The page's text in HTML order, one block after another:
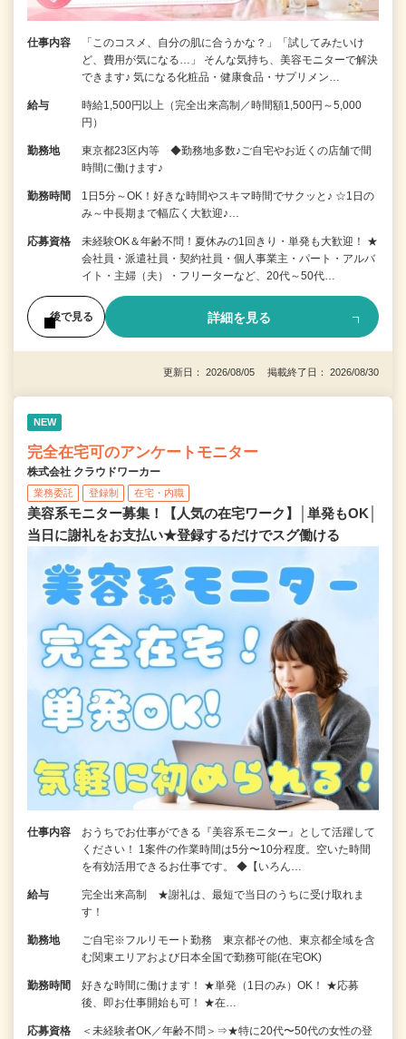
仕事内容
「このコスメ、自分の肌に合うかな？」「試してみたいけ
ど、費用が気になる…」 そんな気持ち、美容モニターで解決
できます♪ 気になる化粧品・健康食品・サプリメン…
給与
時給1,500円以上（完全出来高制／時間額1,500円～5,000
円）
勤務地
東京都23区内等 ◆勤務地多数♪ご自宅やお近くの店舗で間
時間に働けます♪
勤務時間
1日5分～OK！好きな時間やスキマ時間でサクッと♪ ☆1日の
み～中長期まで幅広く大歓迎♪…
応募資格
未経験OK＆年齢不問！夏休みの1回きり・単発も大歓迎！ ★
会社員・派遣社員・契約社員・個人事業主・パート・アルバ
イト・主婦（夫）・フリーターなど、20代～50代…
後で見る 詳細を見る
更新日： 2026/08/05 掲載終了日： 2026/08/30
NEW
完全在宅可のアンケートモニター
株式会社 クラウドワーカー
業務委託 登録制 在宅・内職
美容系モニター募集！【人気の在宅ワーク】│単発もOK│
当日に謝礼をお支払い★登録するだけでスグ働ける
仕事内容
おうちでお仕事ができる『美容系モニター』として活躍して
ください！ 1案件の作業時間は5分〜10分程度。空いた時間
を有効活用できるお仕事です。 ◆【いろん…
給与
完全出来高制 ★謝礼は、最短で当日のうちに受け取れま
す！
勤務地
ご自宅※フルリモート勤務 東京都その他、東京都全域を含
む関東エリアおよび日本全国で勤務可能(在宅OK)
勤務時間
好きな時間に働けます！ ★単発（1日のみ）OK！ ★応募
後、即お仕事開始も可！ ★在…
応募資格
＜未経験者OK／年齢不問＞⇒★特に20代〜50代の女性の登